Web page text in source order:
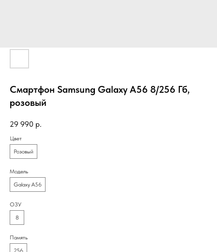
Смартфон Samsung Galaxy A56 8/256 Гб,
розовый
29 990 р.
Цвет
Розовый
Модель
Galaxy A56
ОЗУ
8
Память
256